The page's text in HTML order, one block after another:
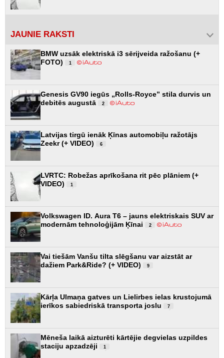
JAUNIE RAKSTI
BMW uzsāk elektriskā i3 sērijveida ražošanu (+
FOTO)
1
Genesis GV90 iegūs „Rolls-Royce” stila durvis un
debitēs augustā
2
Latvijas tirgū ienāk Ķīnas automobiļu ražotājs
Zeekr (+ VIDEO)
6
LVRTC: Robežas aprīkošana rit pēc plāniem (+
VIDEO)
1
Volkswagen ID. Aura T6 – jauns elektriskais SUV ar
modernām tehnoloģijām Ķīnai
2
Vai tiešām Vanšu tilta slēgšanu var aizstāt ar
dažiem Park&Ride? (+ VIDEO)
9
Kārļa Ulmaņa gatves un Lielirbes ielas krustojumā
ierīkos sabiedriskā transporta joslu
7
Mēneša laikā aizturēti kārtējie degvielas uzpildes
staciju apzadzēji
1